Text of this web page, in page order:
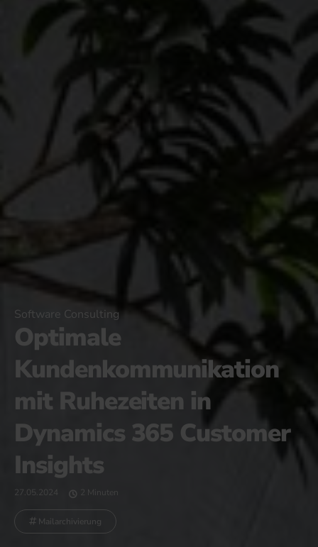
Software Consulting
Optimale
Kundenkommunikation
mit Ruhezeiten in
Dynamics 365 Customer
Insights
27.05.2024 2 Minuten
Mailarchivierung